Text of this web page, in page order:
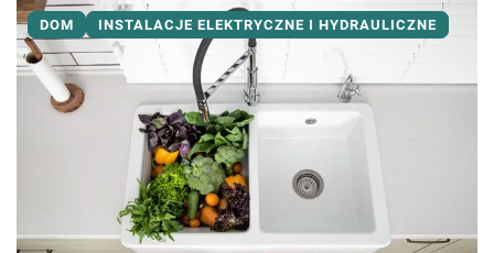
DOM INSTALACJE ELEKTRYCZNE I HYDRAULICZNE